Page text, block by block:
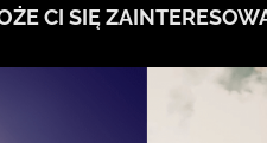
CI SIĘ